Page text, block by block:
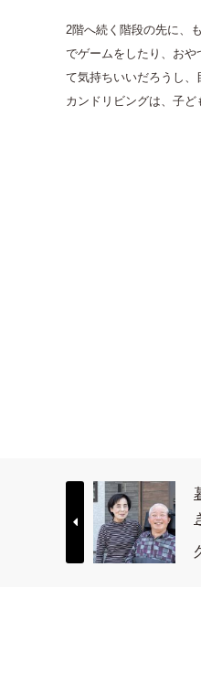
2階へ続く階段の先に、
でゲームをしたり、お
て気持ちいいだろうし
カンドリビングは、子ど